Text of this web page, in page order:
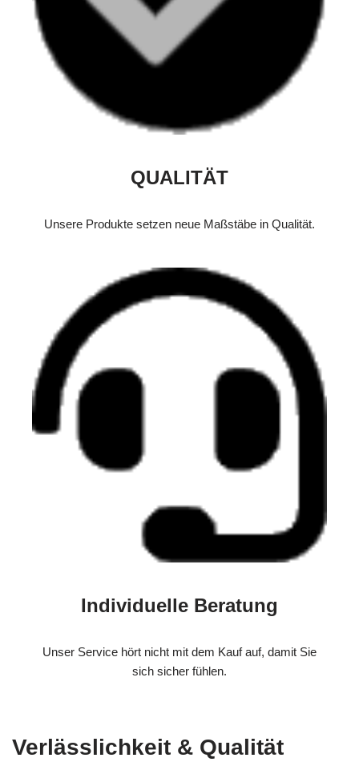
QUALITÄT
Unsere Produkte setzen neue Maßstäbe in Qualität.
Individuelle Beratung
Unser Service hört nicht mit dem Kauf auf, damit Sie
sich sicher fühlen.
Verlässlichkeit & Qualität